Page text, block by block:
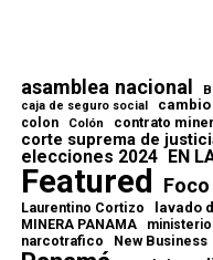
asamblea nacional
caja de seguro social
colon Colón contrato
corte suprema de
elecciones 2024 EN
Featured Foco
Laurentino Cortizo lavado
MINERA PANAMA
narcotrafico New Business